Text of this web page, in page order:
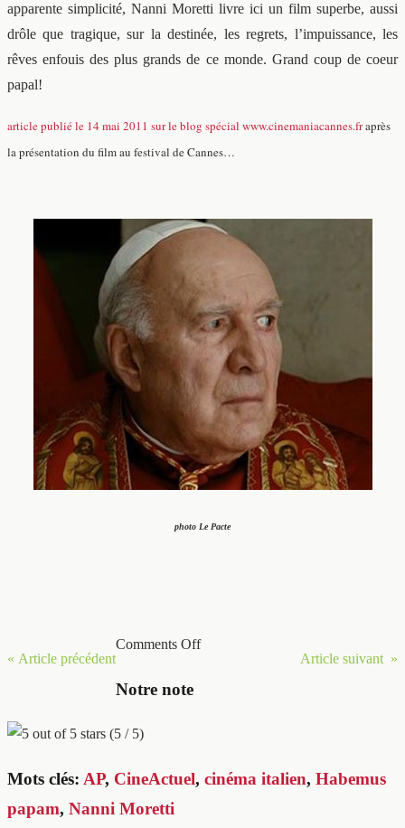
apparente simplicité, Nanni Moretti livre ici un film superbe, aussi
drôle que tragique, sur la destinée, les regrets, l’impuissance, les
rêves enfouis des plus grands de ce monde. Grand coup de coeur
papal!
article publié le 14 mai 2011 sur le blog spécial www.cinemaniacannes.fraprès
la présentation du film au festival de Cannes…
photo Le Pacte
« Article précédent Article suivant »
Comments Off
Notre note
(5 / 5)
Mots clés: AP, CineActuel, cinéma italien, Habemus
papam, Nanni Moretti